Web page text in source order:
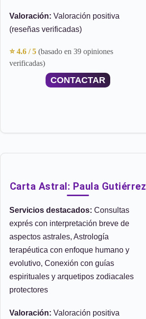
Valoración: Valoración positiva
(reseñas verificadas)
⭐ 4.6 / 5 (basado en 39 opiniones
verificadas)
CONTACTAR
Carta Astral: Paula Gutiérrez
Servicios destacados: Consultas
exprés con interpretación breve de
aspectos astrales, Astrología
terapéutica con enfoque humano y
evolutivo, Conexión con guías
espirituales y arquetipos zodiacales
protectores
Valoración: Valoración positiva